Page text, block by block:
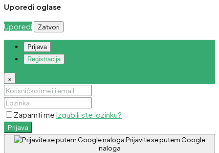
Uporedi oglase
Uporedi Zatvori
Prijava
Registracija
×
Zapamti me Izgubili ste lozinku?
Prijava
Prijavite se putem Google
naloga